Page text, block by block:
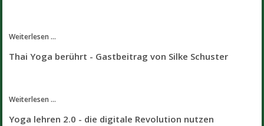
Weiterlesen ...
Thai Yoga berührt - Gastbeitrag von Silke Schuster
Weiterlesen ...
Yoga lehren 2.0 - die digitale Revolution nutzen